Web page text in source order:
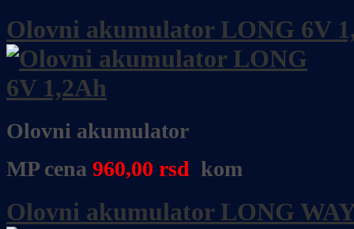
Olovni akumulator LONG 6V
Olovni akumulator
MP cena 960,00 rsd kom
Olovni akumulator LONG